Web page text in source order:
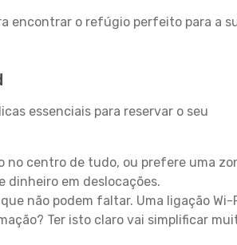
encontrar o refúgio perfeito para a
essenciais para reservar o seu
no centro de tudo, ou prefere uma
dinheiro em deslocações.
não podem faltar. Uma ligação Wi-
Ter isto claro vai simplificar